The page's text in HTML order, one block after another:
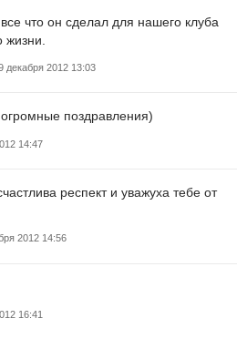
что он сделал для нашего клуба
жизни.
декабря 2012 13:03
поздравления)
14:47
респект и уважуха тебе от
2012 14:56
16:41